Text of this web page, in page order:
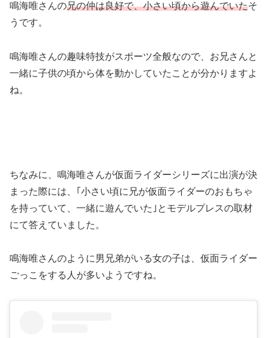
鳴海唯さんの兄の仲は良好で、小さい頃から遊んでいたそ
うです。
鳴海唯さんの趣味特技がスポーツ全般なので、お兄さんと
一緒に子供の頃から体を動かしていたことが分かりますよ
ね。
ちなみに、鳴海唯さんが仮面ライダーシリーズに出演が決
まった際には、｢小さい頃に兄が仮面ライダーのおもちゃ
を持っていて、一緒に遊んでいた｣とモデルプレスの取材
にて答えていました。
鳴海唯さんのように男兄弟がいる女の子は、仮面ライダー
ごっこをする人が多いようですね。